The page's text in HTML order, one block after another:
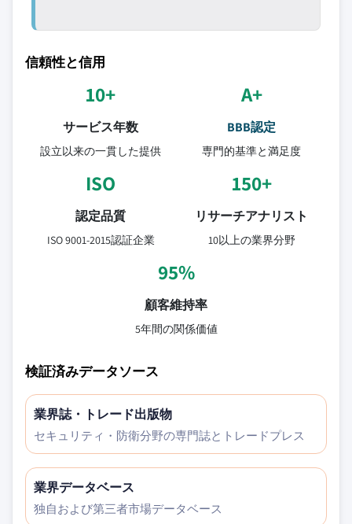
信頼性と信用
10+
サービス年数
設立以来の一貫した提供
A+
BBB認定
専門的基準と満足度
ISO
認定品質
ISO 9001-2015認証企業
150+
リサーチアナリスト
10以上の業界分野
95%
顧客維持率
5年間の関係価値
検証済みデータソース
業界誌・トレード出版物
セキュリティ・防衛分野の専門誌とトレードプレス
業界データベース
独自および第三者市場データベース